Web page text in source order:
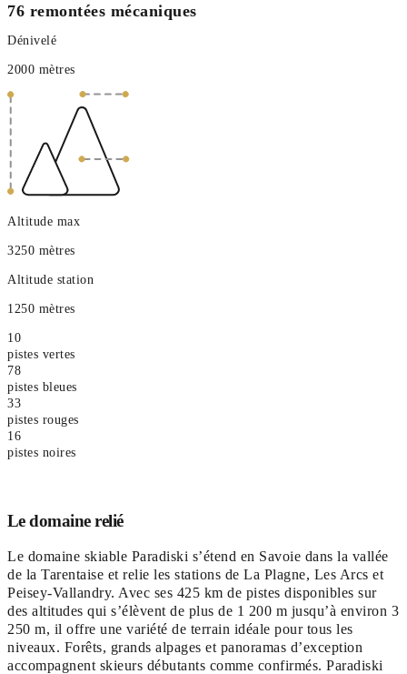
76 remontées mécaniques
Dénivelé
2000 mètres
Altitude max
3250 mètres
Altitude station
1250 mètres
10
pistes vertes
78
pistes bleues
33
pistes rouges
16
pistes noires
Le domaine relié
Le domaine skiable Paradiski s’étend en Savoie dans la vallée
de la Tarentaise et relie les stations de La Plagne, Les Arcs et
Peisey-Vallandry. Avec ses 425 km de pistes disponibles sur
des altitudes qui s’élèvent de plus de 1 200 m jusqu’à environ 3
250 m, il offre une variété de terrain idéale pour tous les
niveaux. Forêts, grands alpages et panoramas d’exception
accompagnent skieurs débutants comme confirmés. Paradiski